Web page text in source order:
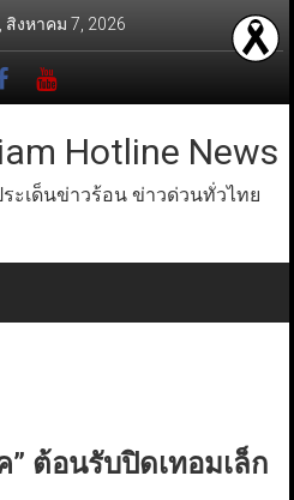
สิงหาคม 7, 2026
Hotline News
ะเด็นข่าวร้อน ข่าวด่วนทั่วไทย
” ต้อนรับปิดเทอมเล็ก